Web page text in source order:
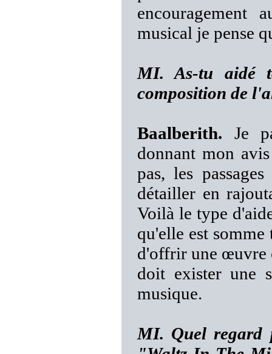
encouragement
musical je pense
MI. As-tu aidé
composition de
Baalberith. Je
donnant mon
pas, les
détailler en
Voilà le type
qu'elle est
d'offrir une œuvre
doit exister une
musique.
MI. Quel regard